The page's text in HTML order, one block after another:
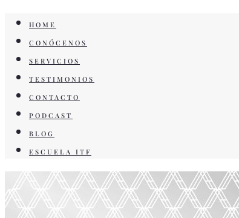
HOME
CONÓCENOS
SERVICIOS
TESTIMONIOS
CONTACTO
PODCAST
BLOG
ESCUELA ITF